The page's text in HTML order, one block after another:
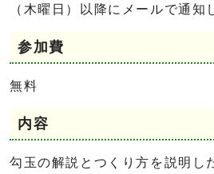
（木曜日）以降にメールで通知
参加費
無料
内容
勾玉の解説とつくり方を説明し